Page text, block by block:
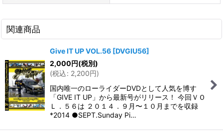
関連商品
Give IT UP VOL.56 [DVGIU56]
2,000円(税別)
(税込: 2,200円)
国内唯一のローライダーDVDとして人気を博す
「GIVE IT UP」から最新号がリリース！ 今回ＶＯ
Ｌ．５６は ２０１４．９月〜１０月までを収録
*2014 ●SEPT.Sunday Pi…